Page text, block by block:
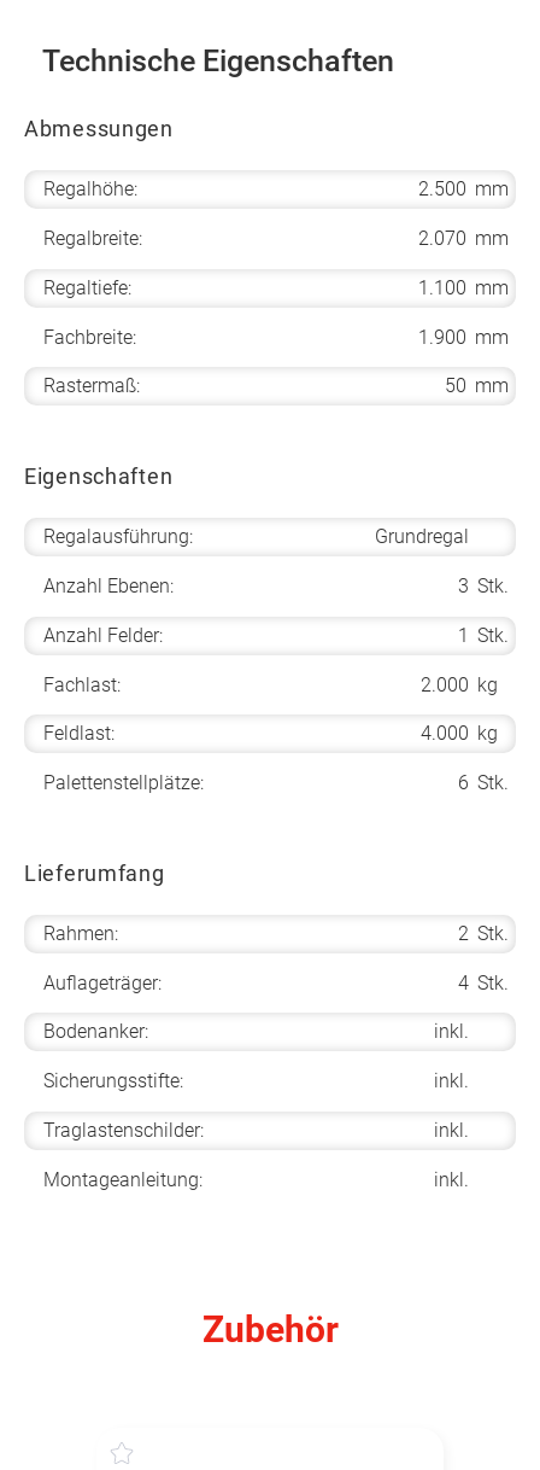
Technische Eigenschaften
Abmessungen
Regalhöhe: 2.500 mm
Regalbreite: 2.070 mm
Regaltiefe: 1.100 mm
Fachbreite: 1.900 mm
Rastermaß: 50 mm
Eigenschaften
Regalausführung: Grundregal
Anzahl Ebenen: 3 Stk.
Anzahl Felder: 1 Stk.
Fachlast: 2.000 kg
Feldlast: 4.000 kg
Palettenstellplätze: 6 Stk.
Lieferumfang
Rahmen: 2 Stk.
Auflageträger: 4 Stk.
Bodenanker: inkl.
Sicherungsstifte: inkl.
Traglastenschilder: inkl.
Montageanleitung: inkl.
Zubehör